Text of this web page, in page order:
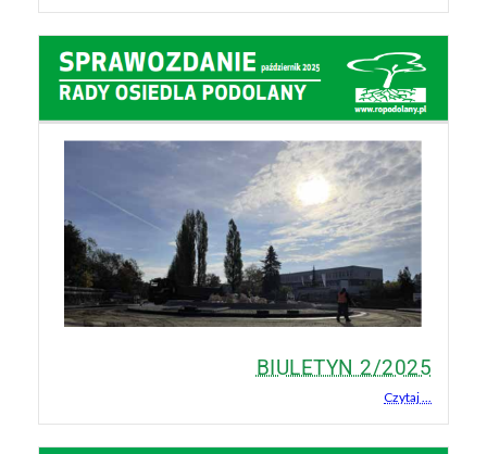
BIULETYN 2/2025
Czytaj ...